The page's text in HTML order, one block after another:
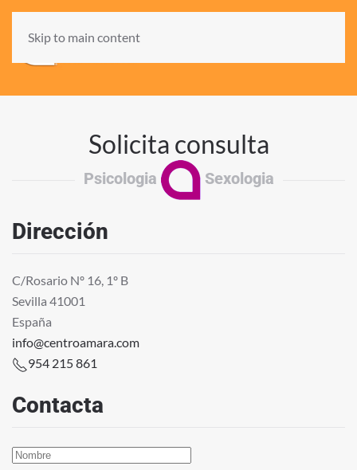
Skip to main content
Solicita consulta
Psicologia Sexologia
Dirección
C/Rosario Nº 16, 1º B
Sevilla 41001
España
info@centroamara.com
954 215 861
Contacta